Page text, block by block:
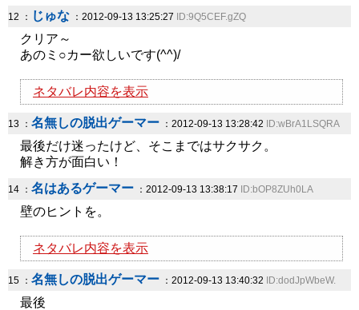
12 ： じゅな ：2012-09-13 13:25:27 ID:9Q5CEF.gZQ
クリア～
あのミ○カー欲しいです(^^)/
ネタバレ内容を表示
13 ： 名無しの脱出ゲーマー ：2012-09-13 13:28:42 ID:wBrA1LSQRA
最後だけ迷ったけど、そこまではサクサク。
解き方が面白い！
14 ： 名はあるゲーマー ：2012-09-13 13:38:17 ID:bOP8ZUh0LA
壁のヒントを。
ネタバレ内容を表示
15 ： 名無しの脱出ゲーマー ：2012-09-13 13:40:32 ID:dodJpWbeW.
最後